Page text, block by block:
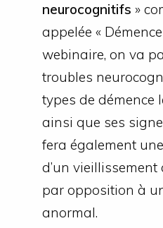
neurocognitifs »
appelée «
webinaire, on va
troubles
types de démence
ainsi que ses
fera également
d’un
par opposition à
anormal.